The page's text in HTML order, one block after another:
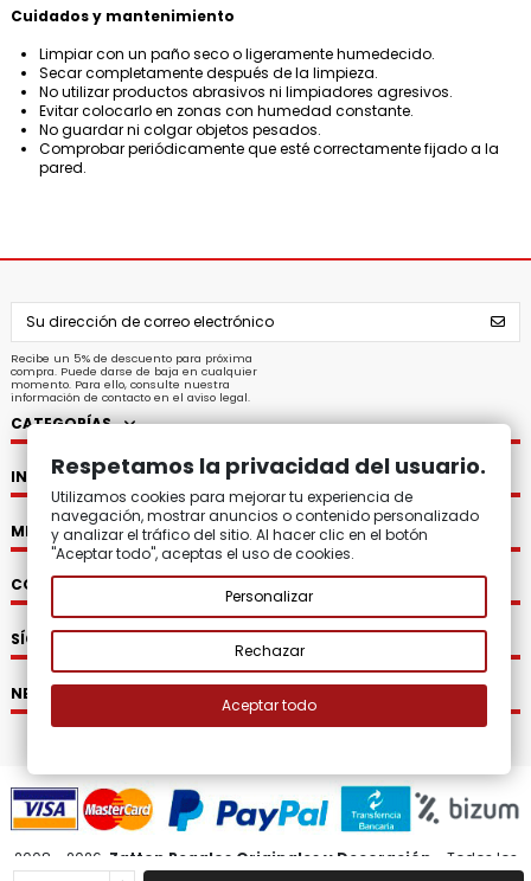
Cuidados y mantenimiento
Limpiar con un paño seco o ligeramente humedecido.
Secar completamente después de la limpieza.
No utilizar productos abrasivos ni limpiadores agresivos.
Evitar colocarlo en zonas con humedad constante.
No guardar ni colgar objetos pesados.
Comprobar periódicamente que esté correctamente fijado a la
pared.
Recibe un 5% de descuento para próxima
compra. Puede darse de baja en cualquier
momento. Para ello, consulte nuestra
información de contacto en el aviso legal.
CATEGORÍAS
INFORMACIÓN
MI CUENTA
CONTACTO
SÍGUENOS
NEWSLETTER
2008 - 2026. Zatton Regalos Originales y Decoración.
Todos los
derechos reservados.
Respetamos la privacidad del usuario.
Utilizamos cookies para mejorar tu experiencia de
navegación, mostrar anuncios o contenido personalizado
y analizar el tráfico del sitio. Al hacer clic en el botón
"Aceptar todo", aceptas el uso de cookies.
Personalizar
Rechazar
Aceptar todo